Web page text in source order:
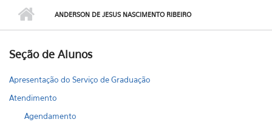
ANDERSON DE JESUS NASCIMENTO RIBEIRO
Seção de Alunos
Apresentação do Serviço de Graduação
Atendimento
Agendamento